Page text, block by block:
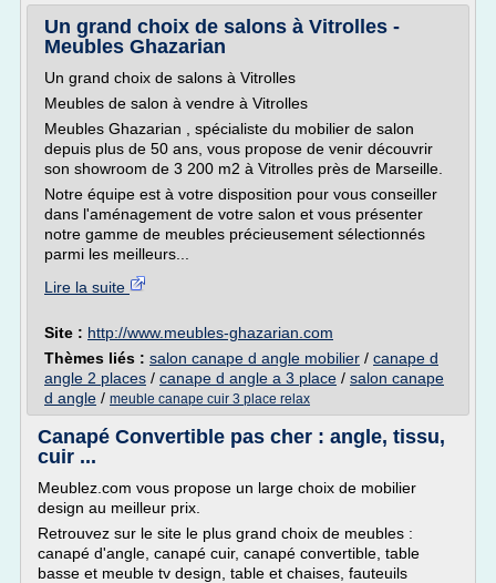
Un grand choix de salons à Vitrolles -
Meubles Ghazarian
Un grand choix de salons à Vitrolles
Meubles de salon à vendre à Vitrolles
Meubles Ghazarian , spécialiste du mobilier de salon
depuis plus de 50 ans, vous propose de venir découvrir
son showroom de 3 200 m2 à Vitrolles près de Marseille.
Notre équipe est à votre disposition pour vous conseiller
dans l'aménagement de votre salon et vous présenter
notre gamme de meubles précieusement sélectionnés
parmi les meilleurs...
Lire la suite
Site : http://www.meubles-ghazarian.com
Thèmes liés : salon canape d angle mobilier / canape d
angle 2 places / canape d angle a 3 place / salon canape
d angle / meuble canape cuir 3 place relax
Canapé Convertible pas cher : angle, tissu,
cuir ...
Meublez.com vous propose un large choix de mobilier
design au meilleur prix.
Retrouvez sur le site le plus grand choix de meubles :
canapé d'angle, canapé cuir, canapé convertible, table
basse et meuble tv design, table et chaises, fauteuils